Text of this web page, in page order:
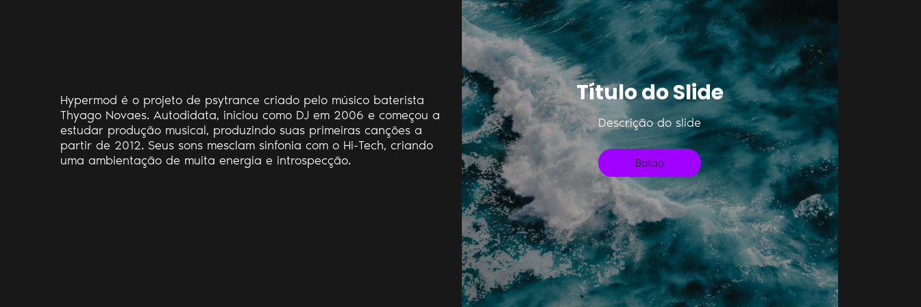
Hypermod é o projeto de psytrance criado pelo músico baterista
Thyago Novaes. Autodidata, iniciou como DJ em 2006 e começou a
estudar produção musical, produzindo suas primeiras canções a
partir de 2012. Seus sons mesclam sinfonia com o Hi-Tech, criando
uma ambientação de muita energia e introspecção.
Título do Slide
Descrição do slide
Botão